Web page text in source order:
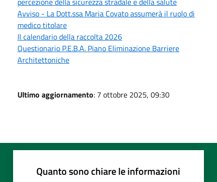
Avviso - La Dott.ssa Maria Covato assumerà il ruolo di
medico titolare
Il calendario della raccolta 2026
Questionario P.E.B.A. Piano Eliminazione Barriere
Architettoniche
Ultimo aggiornamento: 7 ottobre 2025, 09:30
Quanto sono chiare le informazioni